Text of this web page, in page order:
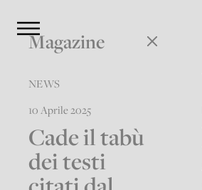
Magazine
NEWS
10 Aprile 2025
Cade il tabù
dei testi